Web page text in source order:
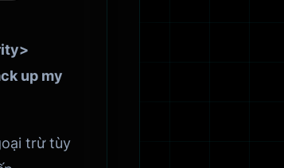
up my
trừ tùy